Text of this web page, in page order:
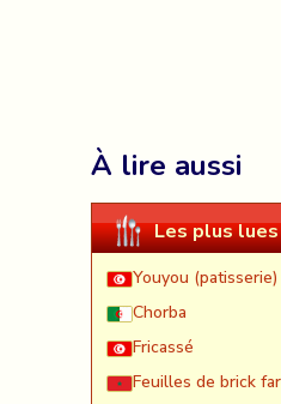
À lire aussi
Les plus lues
Youyou (patisserie)
Chorba
Fricassé
Feuilles de brick